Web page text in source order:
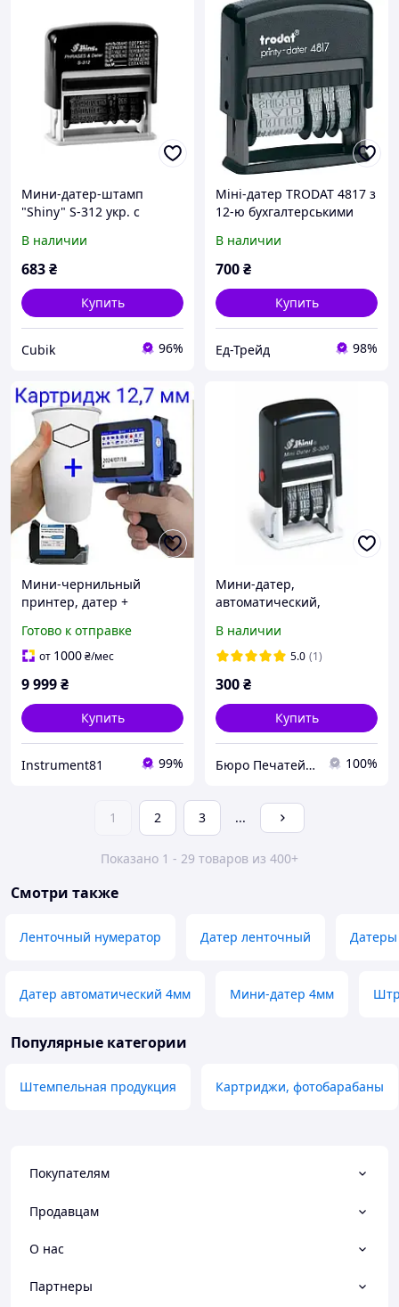
Мини-датер-штамп
"Shiny" S-312 укр. с
пласт.
В наличии
683₴
Купить
Cubik 96%
Міні-датер TRODAT 4817 з
12-ю бухгалтерськими
висота шрифту 3,8 мм,
українська
В наличии
700₴
Купить
Ед-Трейд 98%
Мини-чернильный
принтер, датер +
черный
Готово к отправке
от 1000₴/мес
9 999₴
Купить
Instrument81 99%
Мини-датер,
автоматический,
В наличии
5.0 (1)
300₴
Купить
Бюро Печатей - изготовление печатей и штампов 100%
1 2 3 ...
Показано 1 - 29 товаров из 400+
Смотри также
Ленточный нумератор Датер ленточный
Датер автоматический 4мм Мини-датер 4мм
Популярные категории
Штемпельная продукция Картриджи, фотобарабаны
Покупателям
Продавцам
О нас
Партнеры